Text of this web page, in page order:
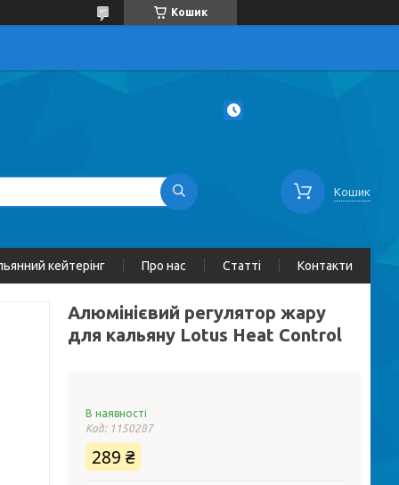
Кошик
Кошик
кейтерінг Про нас Статті Контакти
Алюмінієвий регулятор жару
для кальяну Lotus Heat Control
В наявності
Код: 1150287
289 ₴